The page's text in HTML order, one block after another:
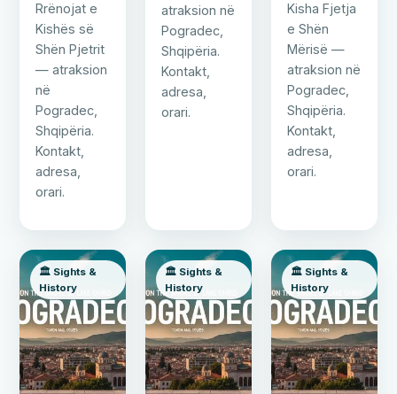
Rrënojat e
Kishës së
Shën Pjetrit
— atraksion
në
Pogradec,
Shqipëria.
Kontakt,
adresa,
orari.
atraksion në
Pogradec,
Shqipëria.
Kontakt,
adresa,
orari.
Kisha Fjetja
e Shën
Mërisë —
atraksion në
Pogradec,
Shqipëria.
Kontakt,
adresa,
orari.
🏛️ Sights &
History
🏛️ Sights &
History
🏛️ Sights &
History